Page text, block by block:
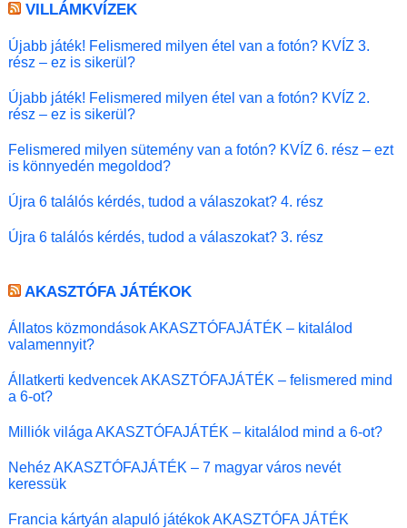
VILLÁMKVÍZEK
Újabb játék! Felismered milyen étel van a fotón? KVÍZ 3.
rész – ez is sikerül?
Újabb játék! Felismered milyen étel van a fotón? KVÍZ 2.
rész – ez is sikerül?
Felismered milyen sütemény van a fotón? KVÍZ 6. rész – ezt
is könnyedén megoldod?
Újra 6 találós kérdés, tudod a válaszokat? 4. rész
Újra 6 találós kérdés, tudod a válaszokat? 3. rész
AKASZTÓFA JÁTÉKOK
Állatos közmondások AKASZTÓFAJÁTÉK – kitalálod
valamennyit?
Állatkerti kedvencek AKASZTÓFAJÁTÉK – felismered mind
a 6-ot?
Milliók világa AKASZTÓFAJÁTÉK – kitalálod mind a 6-ot?
Nehéz AKASZTÓFAJÁTÉK – 7 magyar város nevét
keressük
Francia kártyán alapuló játékok AKASZTÓFA JÁTÉK